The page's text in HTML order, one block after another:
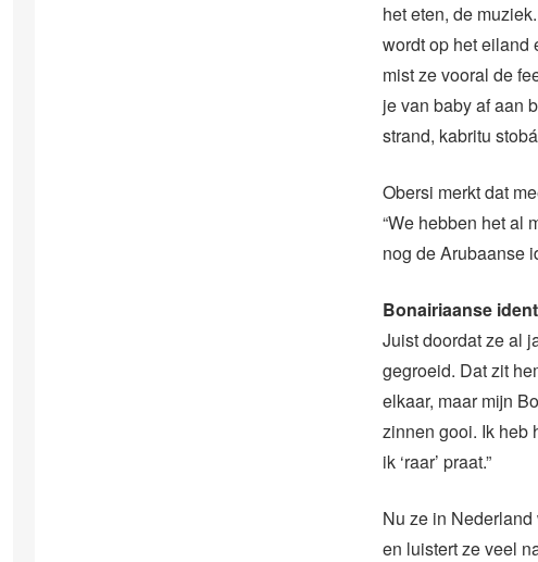
het eten, de
wordt op het eiland
mist ze vooral de
je van baby af aan
strand, kabritu
Obersi merkt dat
“We hebben het al
nog de Arubaanse
Bonairiaanse
Juist doordat ze al
gegroeid. Dat zit
elkaar, maar mijn
zinnen gooi. Ik heb
ik ‘raar’ praat.”
Nu ze in
en luistert ze veel